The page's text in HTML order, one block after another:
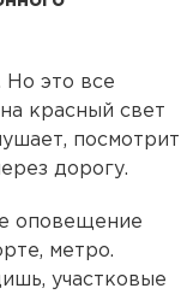
Но это все
красный свет
посмотрит
дорогу.
оповещение
метро.
участковые